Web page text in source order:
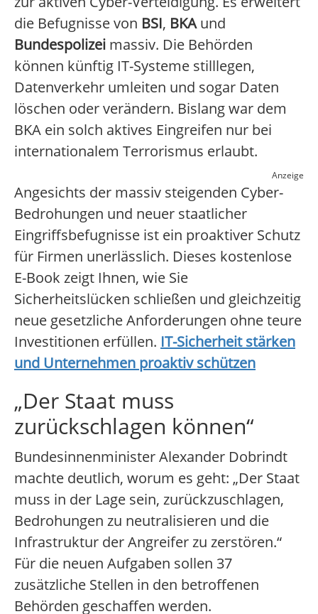
die Befugnisse von BSI, BKAund
Bundespolizei massiv. Die Behörden
können künftig IT-Systeme stilllegen,
Datenverkehr umleiten und sogar Daten
löschen oder verändern. Bislang war dem
BKA ein solch aktives Eingreifen nur bei
internationalem Terrorismus erlaubt.
Anzeige
Angesichts der massiv steigenden Cyber-
Bedrohungen und neuer staatlicher
Eingriffsbefugnisse ist ein proaktiver Schutz
für Firmen unerlässlich. Dieses kostenlose
E-Book zeigt Ihnen, wie Sie
Sicherheitslücken schließen und gleichzeitig
neue gesetzliche Anforderungen ohne teure
Investitionen erfüllen. IT-Sicherheit stärken
und Unternehmen proaktiv schützen
„Der Staat muss
zurückschlagen können“
Bundesinnenminister Alexander Dobrindt
machte deutlich, worum es geht: „Der Staat
muss in der Lage sein, zurückzuschlagen,
Bedrohungen zu neutralisieren und die
Infrastruktur der Angreifer zu zerstören.“
Für die neuen Aufgaben sollen 37
zusätzliche Stellen in den betroffenen
Behörden geschaffen werden.